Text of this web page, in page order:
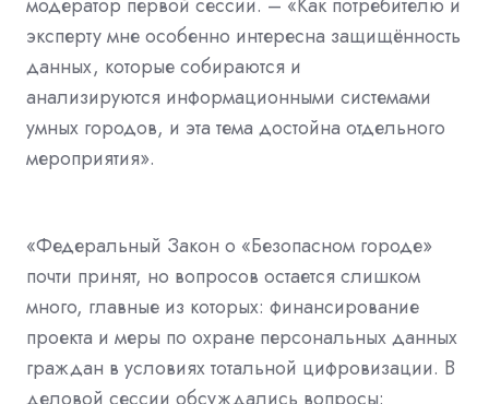
модератор первой сессии. – «Как потребителю и
эксперту мне особенно интересна защищённость
данных, которые собираются и
анализируются информационными системами
умных городов, и эта тема достойна отдельного
мероприятия».
«Федеральный Закон о «Безопасном городе»
почти принят, но вопросов остается слишком
много, главные из которых: финансирование
проекта и меры по охране персональных данных
граждан в условиях тотальной цифровизации. В